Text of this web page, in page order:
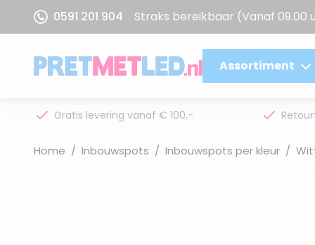
Ga naar de inhoud
0591 201 904 Straks bereikbaar (Vanaf 09.00
Assortiment
Gratis levering vanaf € 100,-
Home / Inbouwspots / Inbouwspots per kleur /